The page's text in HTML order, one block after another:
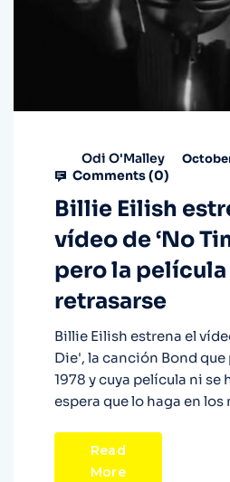
Odi O'Malley
Comments (0)
Billie Eilish
vídeo de ‘No
pero la película
retrasarse
Billie Eilish estrena el
Die', la canción Bond
1978 y cuya película ni se
espera que lo haga en
Read
More